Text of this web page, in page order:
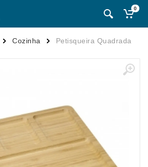
0
Cozinha Petisqueira Quadrada